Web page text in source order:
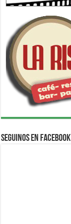
Seguinos en Facebook